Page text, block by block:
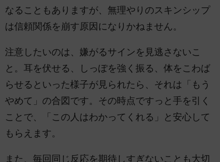
なることもありますが、無理やりのスキンシップ
は信頼関係を崩す原因になりかねません。
注意したいのは、嫌がるサインを見逃さないこ
と。耳を伏せる、しっぽを強く振る、体をこわば
らせるといった様子が見られたら、それは「もう
やめて」の合図です。その時点ですっと手を引く
ことで、「この人はわかってくれる」と安心して
もらえます。
また、毎回同じ反応を期待しすぎないことも大切